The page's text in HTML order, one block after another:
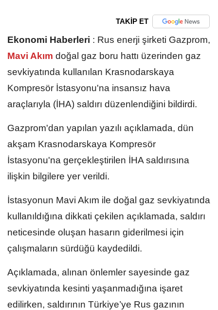
TAKİP ET
Ekonomi Haberleri : Rus enerji şirketi Gazprom,
Mavi Akım doğal gaz boru hattı üzerinden gaz
sevkiyatında kullanılan Krasnodarskaya
Kompresör İstasyonu'na insansız hava
araçlarıyla (İHA) saldırı düzenlendiğini bildirdi.
Gazprom'dan yapılan yazılı açıklamada, dün
akşam Krasnodarskaya Kompresör
İstasyonu'na gerçekleştirilen İHA saldırısına
ilişkin bilgilere yer verildi.
İstasyonun Mavi Akım ile doğal gaz sevkiyatında
kullanıldığına dikkati çekilen açıklamada, saldırı
neticesinde oluşan hasarın giderilmesi için
çalışmaların sürdüğü kaydedildi.
Açıklamada, alınan önlemler sayesinde gaz
sevkiyatında kesinti yaşanmadığına işaret
edilirken, saldırının Türkiye’ye Rus gazının